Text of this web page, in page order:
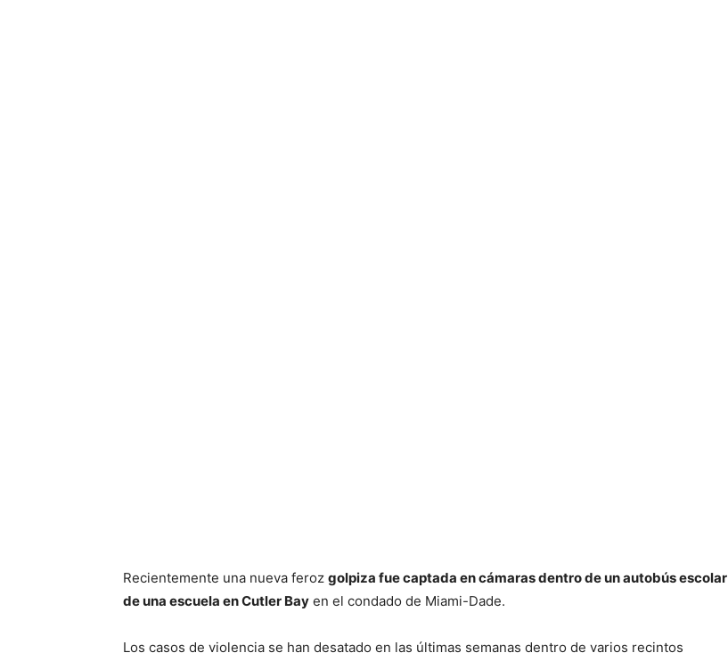
Recientemente una nueva feroz golpiza fue captada en cámaras dentro de un autobús escolar
de una escuela en Cutler Bay en el condado de Miami-Dade.
Los casos de violencia se han desatado en las últimas semanas dentro de varios recintos